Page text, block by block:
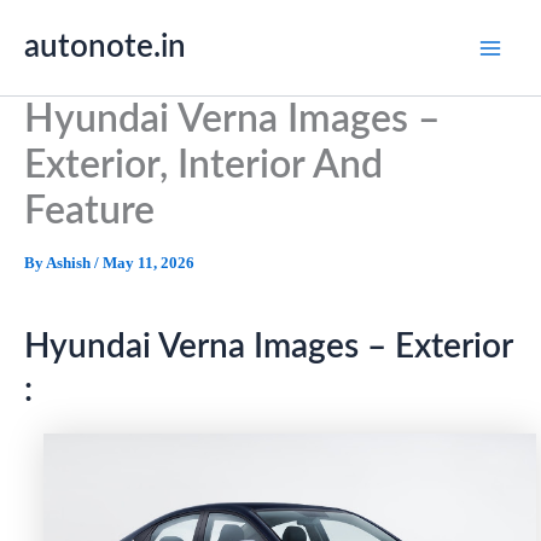
autonote.in
Hyundai Verna Images –
Exterior, Interior And
Feature
ByAshish / May 11, 2026
Hyundai Verna Images – Exterior
: